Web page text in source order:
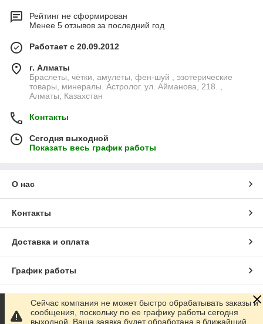
Рейтинг не сформирован
Менее 5 отзывов за последний год
Работает с 20.09.2012
г. Алматы
Браслеты, чётки, амулеты, фен-шуй , эзотерические
товары, минералы. Астролог. ул. Айманова, 218. ,
Алматы, Казахстан
Контакты
Сегодня выходной
Показать весь график работы
О нас
Контакты
Доставка и оплата
График работы
Полная версия сайта
Сейчас компания не может быстро обрабатывать заказы и
сообщения, поскольку по ее графику работы сегодня
выходной. Ваша заявка будет обработана в ближайший